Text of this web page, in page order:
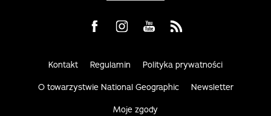
Visit us on Facebook
Visit us on Instagram
Visit us on Youtube
Visit us on Rss
Kontakt Regulamin Polityka prywatności
O towarzystwie National Geographic Newsletter
Moje zgody